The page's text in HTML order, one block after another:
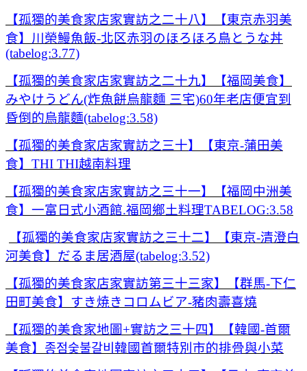
【孤獨的美食家店家實訪之二十八】【東京赤羽美
食】川榮鰻魚飯-北区赤羽のほろほろ鳥とうな丼
(tabelog:3.77)
【孤獨的美食家店家實訪之二十九】【福岡美食】
みやけうどん(炸魚餅烏龍麵 三宅)60年老店便宜到
昏倒的烏龍麵(tabelog:3.58)
【孤獨的美食家店家實訪之三十】【東京-蒲田美
食】THI THI越南料理
【孤獨的美食家店家實訪之三十一】【福岡中洲美
食】一富日式小酒館.福岡鄉土料理TABELOG:3.58
【孤獨的美食家店家實訪之三十二】【東京-清澄白
河美食】だるま居酒屋(tabelog:3.52)
【孤獨的美食家店家實訪第三十三家】【群馬-下仁
田町美食】すき焼きコロムビア-豬肉壽喜燒
【孤獨的美食家地圖+實訪之三十四】【韓國-首爾
美食】종점숯불갈비韓國首爾特別市的排骨與小菜